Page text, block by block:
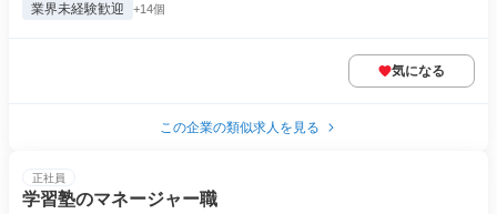
業界未経験歓迎 +14個
気になる
この企業の類似求人を見る
正社員
学習塾のマネージャー職